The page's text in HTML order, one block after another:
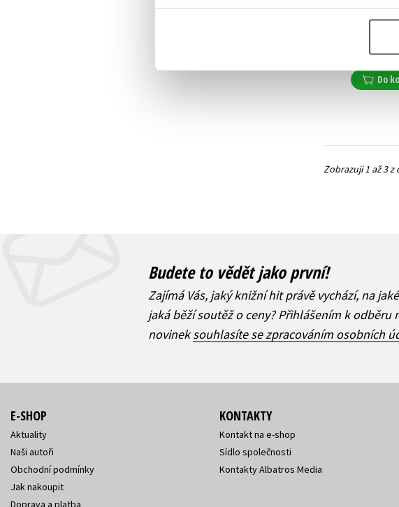
Madam
81 Kč
Do
Zobrazuji 1 až 3 z
Budete to vědět jako první!
Zajímá Vás, jaký knižní hit právě vychází, na
jaká běží soutěž o ceny? Přihlášením k odběru
novineksouhlasíte se zpracováním osobních
E-SHOP
Aktuality
Naši autoři
Obchodní podmínky
Jak nakoupit
Doprava a platba
KONTAKTY
Kontakt na e-shop
Sídlo společnosti
Kontakty Albatros Media